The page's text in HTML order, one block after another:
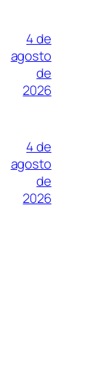
4 de
agosto
de
2026
4 de
agosto
de
2026